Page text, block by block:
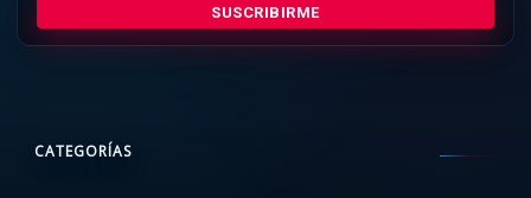
SUSCRIBIRME
CATEGORÍAS